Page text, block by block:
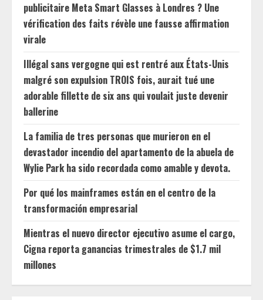
publicitaire Meta Smart Glasses à Londres ? Une
vérification des faits révèle une fausse affirmation
virale
Illégal sans vergogne qui est rentré aux États-Unis
malgré son expulsion TROIS fois, aurait tué une
adorable fillette de six ans qui voulait juste devenir
ballerine
La familia de tres personas que murieron en el
devastador incendio del apartamento de la abuela de
Wylie Park ha sido recordada como amable y devota.
Por qué los mainframes están en el centro de la
transformación empresarial
Mientras el nuevo director ejecutivo asume el cargo,
Cigna reporta ganancias trimestrales de $1.7 mil
millones